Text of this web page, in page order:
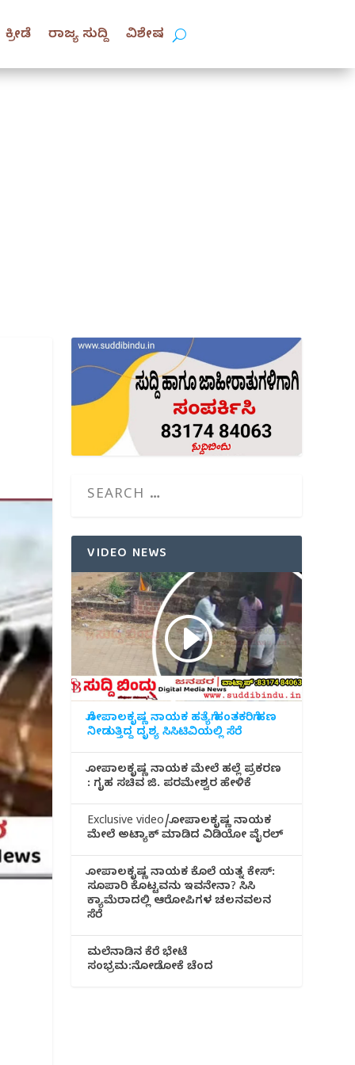
ಕ್ರೀಡೆ ರಾಜ್ಯ ಸುದ್ದಿ ವಿಶೇಷ
VIDEO NEWS
ಗೋಪಾಲಕೃಷ್ಣ ನಾಯಕ ಹತ್ಯೆಗೆ ಹಂತಕರಿಗೆ ಹಣ
ನೀಡುತ್ತಿದ್ದ ದೃಶ್ಯ ಸಿಸಿಟಿವಿಯಲ್ಲಿ ಸೆರೆ
ಗೋಪಾಲಕೃಷ್ಣ ನಾಯಕ ಮೇಲೆ ಹಲ್ಲೆ ಪ್ರಕರಣ
: ಗೃಹ ಸಚಿವ ಜಿ. ಪರಮೇಶ್ವರ ಹೇಳಿಕೆ
Exclusive video/ಗೋಪಾಲಕೃಷ್ಣ ನಾಯಕ
ಮೇಲೆ ಅಟ್ಯಾಕ್ ಮಾಡಿದ ವಿಡಿಯೋ ವೈರಲ್
ಗೋಪಾಲಕೃಷ್ಣ ನಾಯಕ ಕೊಲೆ ಯತ್ನ ಕೇಸ್:
ಸೂಪಾರಿ ಕೊಟ್ಟವನು ಇವನೇನಾ? ಸಿಸಿ
ಕ್ಯಾಮೆರಾದಲ್ಲಿ ಆರೋಪಿಗಳ ಚಲನವಲನ
ಸೆರೆ
ಮಲೆನಾಡಿ‌ನ ಕೆರೆ ಭೇಟೆ
ಸಂಭ್ರಮ:ನೋಡೋಕೆ ಚೆಂದ